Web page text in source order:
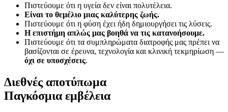
Πιστεύουμε ότι η υγεία δεν είναι πολυτέλεια.
Είναι το θεμέλιο μιας καλύτερης ζωής.
Πιστεύουμε ότι η φύση έχει ήδη δημιουργήσει τις λύσεις.
Η επιστήμη απλώς μας βοηθά να τις κατανοήσουμε.
Πιστεύουμε ότι τα συμπληρώματα διατροφής μας πρέπει να
βασίζονται σε έρευνα, τεχνολογία και κλινική τεκμηρίωση —
όχι σε υποσχέσεις.
Διεθνές αποτύπωμα
Παγκόσμια εμβέλεια